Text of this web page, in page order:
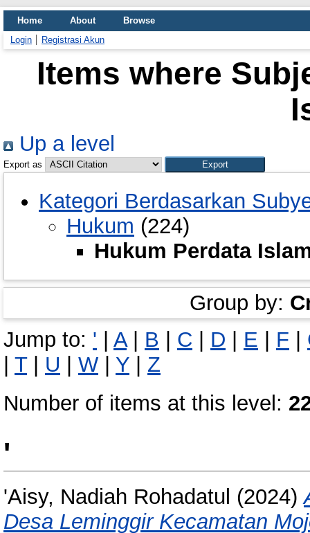
Home About
Browse
Login
Registrasi Akun
Items where
Up a level
Export as
Kategori Berdasarkan
Hukum (224)
Hukum Perdata
Group by:
Jump to: ' | A| B | C | D | E | F |
| T| U | W | Y | Z
Number of items at this level:
'
'Aisy, Nadiah Rohadatul (2024)
Desa Leminggir Kecamatan